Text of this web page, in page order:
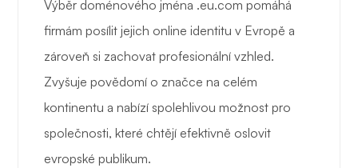
Výběr doménového jména .eu.com pomáhá
firmám posílit jejich online identitu v Evropě a
zároveň si zachovat profesionální vzhled.
Zvyšuje povědomí o značce na celém
kontinentu a nabízí spolehlivou možnost pro
společnosti, které chtějí efektivně oslovit
evropské publikum.